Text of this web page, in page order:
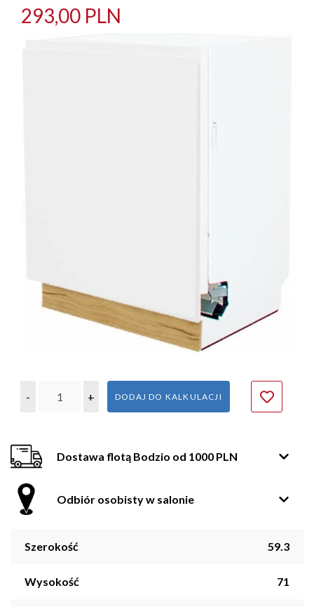
293,00 PLN
- + DODAJ DO KALKULACJI
Dostawa flotą Bodzio od 1000 PLN
Odbiór osobisty w salonie
Szerokość 59.3
Wysokość 71